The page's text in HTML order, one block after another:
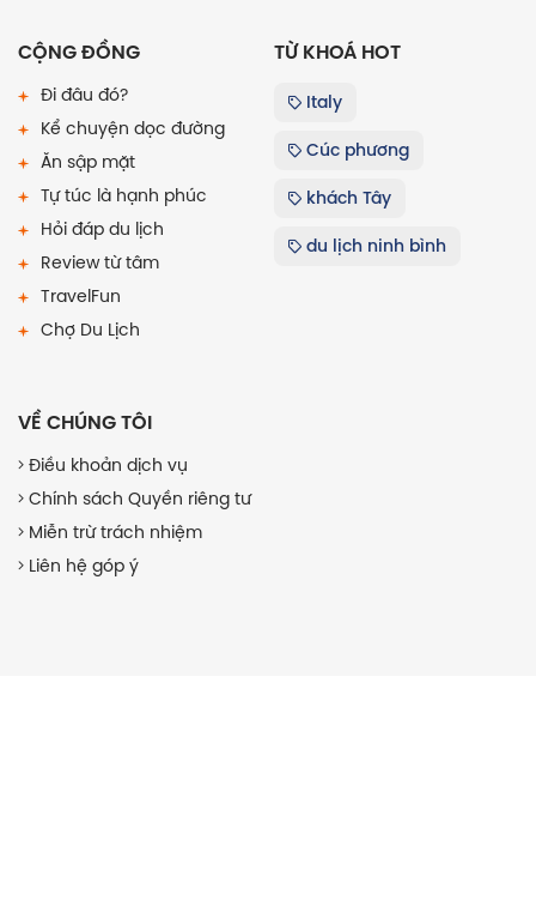
CỘNG ĐỒNG
Đi đâu đó?
Kể chuyện dọc đường
Ăn sập mặt
Tự túc là hạnh phúc
Hỏi đáp du lịch
Review từ tâm
TravelFun
Chợ Du Lịch
TỪ KHOÁ HOT
Italy
Cúc phương
khách Tây
du lịch ninh bình
VỀ CHÚNG TÔI
Điều khoản dịch vụ
Chính sách Quyền riêng tư
Miễn trừ trách nhiệm
Liên hệ góp ý